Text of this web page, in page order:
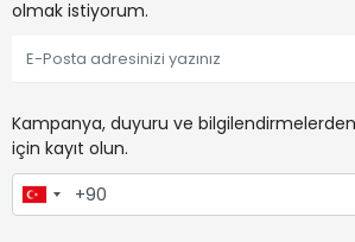
olmak istiyorum.
Kampanya, duyuru ve
için kayıt olun.